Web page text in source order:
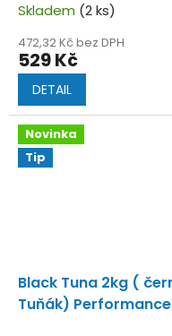
boilies nejen do
Skladem (2 ks)
472,32 Kč bez DPH
529 Kč
DETAIL
Novinka
Tip
Black Tuna 2kg (
Tuňák) Performance